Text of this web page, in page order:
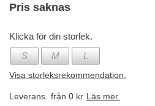
Pris saknas
Klicka för din storlek.
S
M L
Visa storleksrekommendation.
Leverans. från 0 kr Läs mer.